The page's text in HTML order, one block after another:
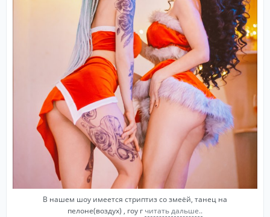
В нашем шоу имеется стриптиз со змеёй, танец на
пелоне(воздух) , гоу г читать дальше..